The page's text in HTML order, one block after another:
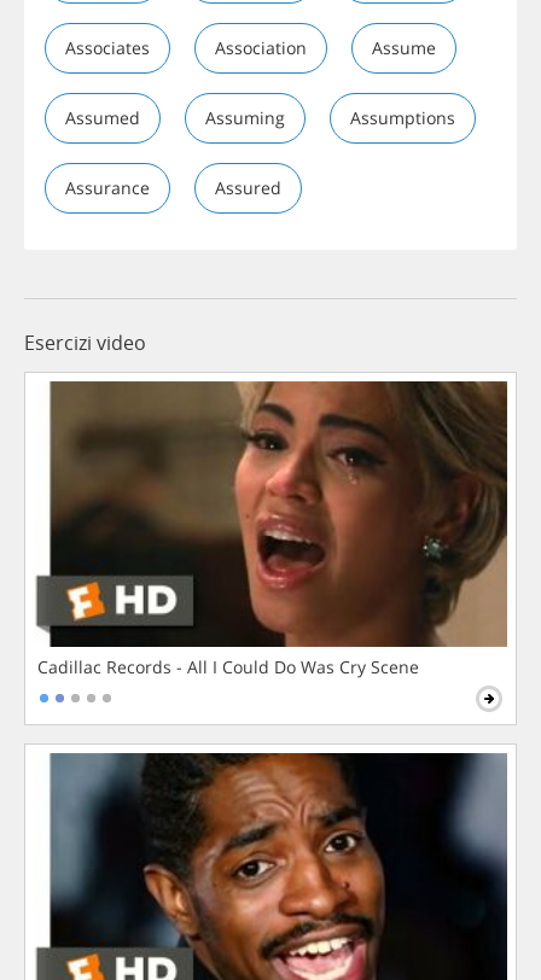
Associates Association Assume
Assumed Assuming Assumptions
Assurance Assured
Esercizi video
Cadillac Records - All I Could Do Was Cry Scene